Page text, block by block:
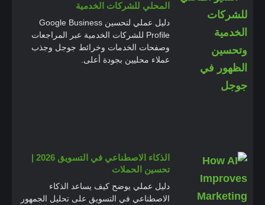
المحلي للشركات الخدمية
دليل عملي لتحسين Google Business
Profile للشركات الخدمية عبر المراجعات
وصفحات الخدمات وخرائط جوجل وجذب
عملاء محليين بجودة أعلى.
الذكاء الاصطناعي في التسويق 2026 |
تحسين الحملات
دليل عملي يوضح كيف يساعد الذكاء
الاصطناعي في التسويق على تحليل الجمهور